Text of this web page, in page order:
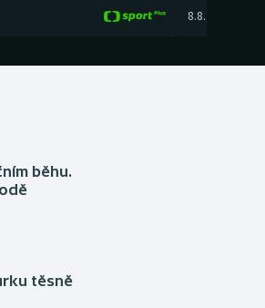
8.8.
běhu.
těsně